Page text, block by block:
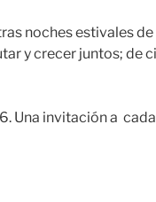
noches estivales
y crecer juntos; de
Una invitación a